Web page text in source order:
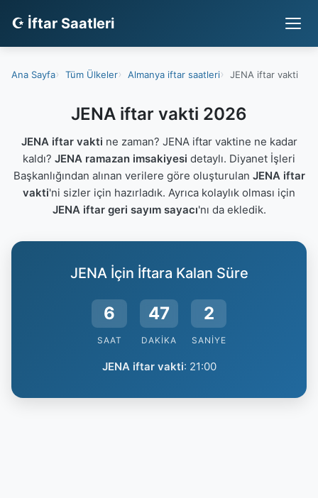
☪ İftar Saatleri
Ana Sayfa Tüm Ülkeler Almanya iftar saatleri JENA iftar vakti
JENA iftar vakti 2026
JENA iftar vakti ne zaman? JENA iftar vaktine ne kadar
kaldı? JENA ramazan imsakiyesi detaylı. Diyanet İşleri
Başkanlığından alınan verilere göre oluşturulan JENA iftar
vakti'ni sizler için hazırladık. Ayrıca kolaylık olması için
JENA iftar geri sayım sayacı'nı da ekledik.
JENA İçin İftara Kalan Süre
6
SAAT
47
DAKIKA
1
SANIYE
JENA iftar vakti: 21:00